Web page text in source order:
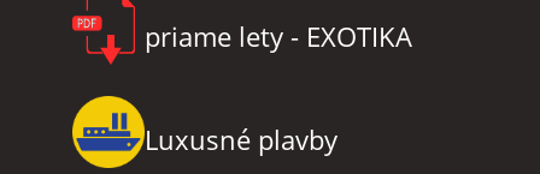
priame lety - EXOTIKA
Luxusné plavby